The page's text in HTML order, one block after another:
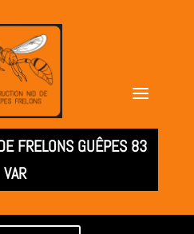
FRELONS GUÊPES 83
VAR